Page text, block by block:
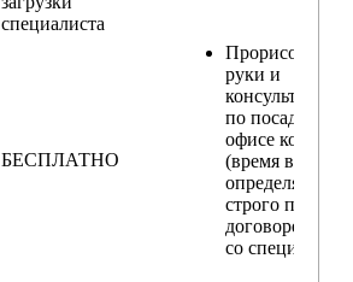
специалиста
БЕСПЛАТНО
Прорисовка от
руки и
по посадкам в
офисе
(время встречи
определяется
строго по
со